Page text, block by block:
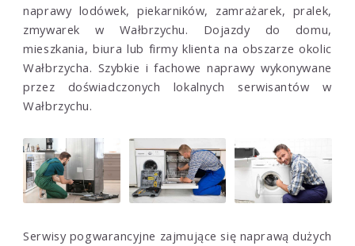
naprawy lodówek, piekarników, zamrażarek, pralek,
zmywarek w Wałbrzychu. Dojazdy do domu,
mieszkania, biura lub firmy klienta na obszarze okolic
Wałbrzycha. Szybkie i fachowe naprawy wykonywane
przez doświadczonych lokalnych serwisantów w
Wałbrzychu.
Serwisy pogwarancyjne zajmujące się naprawą dużych